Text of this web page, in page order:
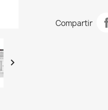

Compartir